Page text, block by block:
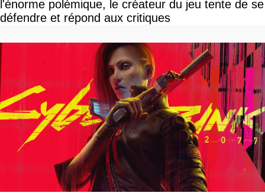
l'énorme polémique, le créateur du jeu tente de se
défendre et répond aux critiques